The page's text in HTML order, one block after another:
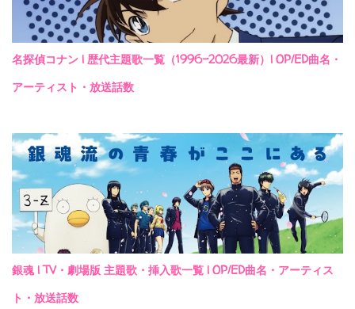
名探偵コナン | 歴代主題歌一覧（1996-2026最新）| OP/ED曲名・
アーティスト・放送話数
銀魂 | TV・劇場版 主題歌・挿入歌一覧 | OP/ED曲名・アーティス
ト・放送話数